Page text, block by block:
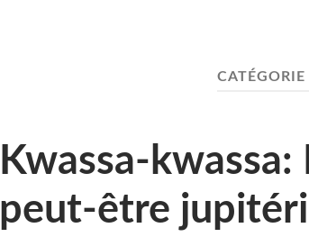
CATÉGORIE
Kwassa-
peut-être